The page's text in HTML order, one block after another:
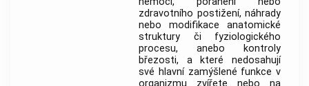
zdravotního postižení, náhrady
nebo modifikace anatomické
struktury či fyziologického
procesu, anebo kontroly
březosti, a které nedosahují
své hlavní zamýšlené funkce v
organizmu zvířete nebo na